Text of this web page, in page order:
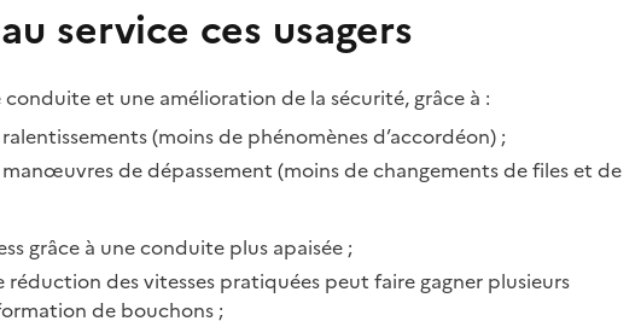
service ces usagers
et une amélioration de la sécurité, grâce à :
(moins de phénomènes d’accordéon) ;
de dépassement (moins de changements de files et de
grâce à une conduite plus apaisée ;
réduction des vitesses pratiquées peut faire gagner plusieurs
de bouchons ;